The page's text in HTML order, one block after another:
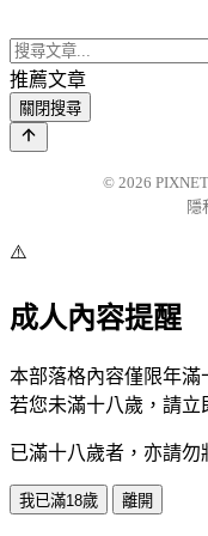
推薦文章
關閉搜尋
© 2026 PIXNET
隱
⚠️
成人內容提醒
本部落格內容僅限年滿
若您未滿十八歲，請立
已滿十八歲者，亦請勿
我已滿18歲 離開